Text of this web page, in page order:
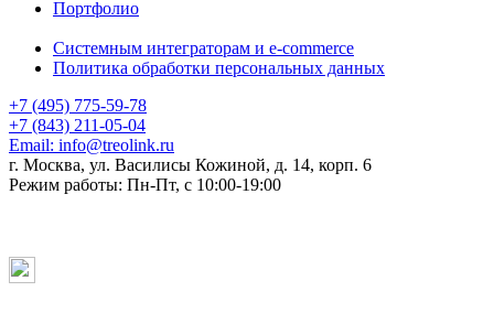
Портфолио
Системным интеграторам и e-commerce
Политика обработки персональных данных
+7 (495) 775-59-78
+7 (843) 211-05-04
Email: info@treolink.ru
г. Москва, ул. Василисы Кожиной, д. 14, корп. 6
Режим работы: Пн-Пт, с 10:00-19:00